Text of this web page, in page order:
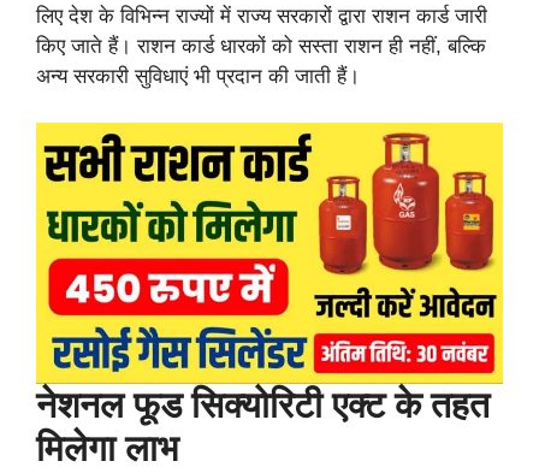
लिए देश के विभिन्न राज्यों में राज्य सरकारों द्वारा राशन कार्ड जारी
किए जाते हैं। राशन कार्ड धारकों को सस्ता राशन ही नहीं, बल्कि
अन्य सरकारी सुविधाएं भी प्रदान की जाती हैं।
नेशनल फूड सिक्योरिटी एक्ट के तहत
मिलेगा लाभ